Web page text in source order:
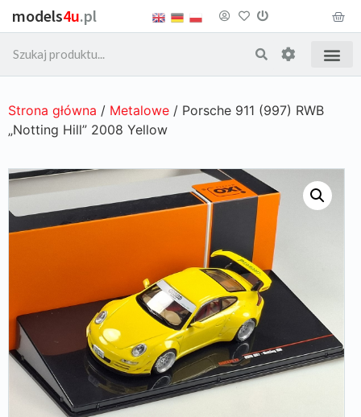
models4u.pl
Strona główna / Metalowe / Porsche 911 (997) RWB
„Notting Hill” 2008 Yellow